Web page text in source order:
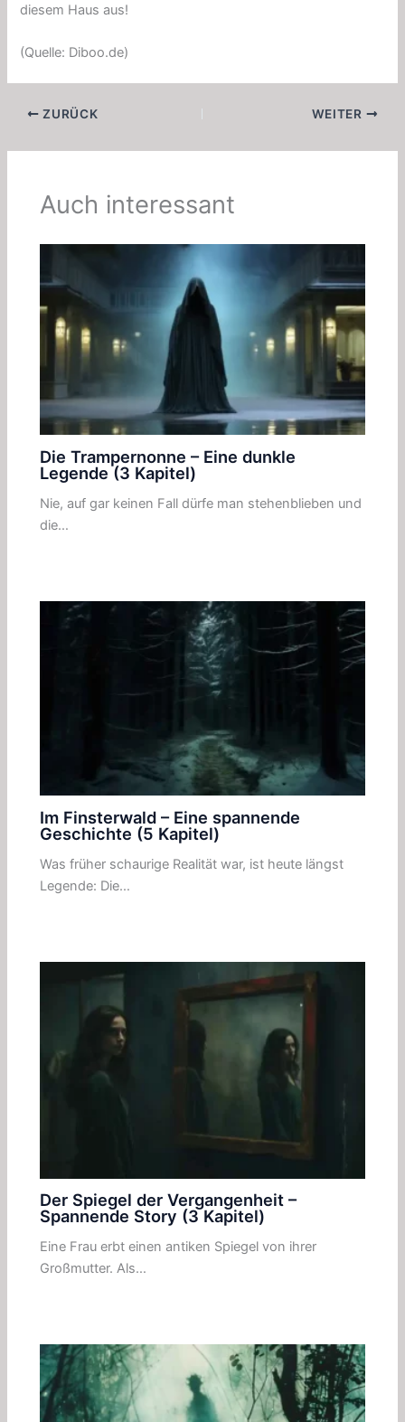
diesem Haus aus!
(Quelle: Diboo.de)
ZURÜCK WEITER
Auch interessant
Die Trampernonne – Eine dunkle
Legende (3 Kapitel)
Nie, auf gar keinen Fall dürfe man stehenblieben und
die…
Im Finsterwald – Eine spannende
Geschichte (5 Kapitel)
Was früher schaurige Realität war, ist heute längst
Legende: Die…
Der Spiegel der Vergangenheit –
Spannende Story (3 Kapitel)
Eine Frau erbt einen antiken Spiegel von ihrer
Großmutter. Als…